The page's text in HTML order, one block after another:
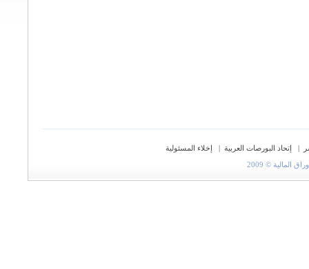
| إتحاد البورصات العربية |
إخلاء المسئولية
© 2009